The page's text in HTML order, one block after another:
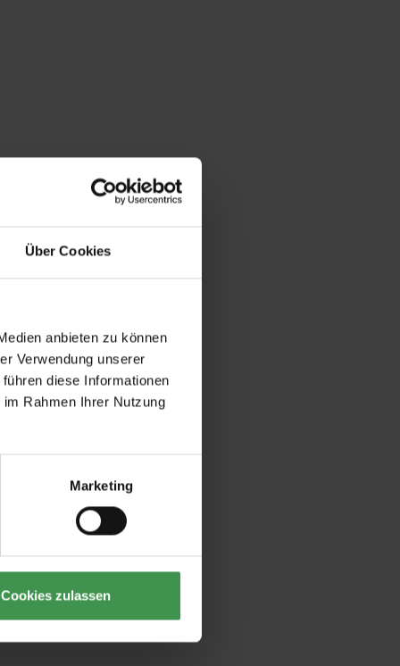
Über Cookies
anbieten zu können
Verwendung unserer
diese Informationen
Rahmen Ihrer Nutzung
Marketing
Cookies zulassen